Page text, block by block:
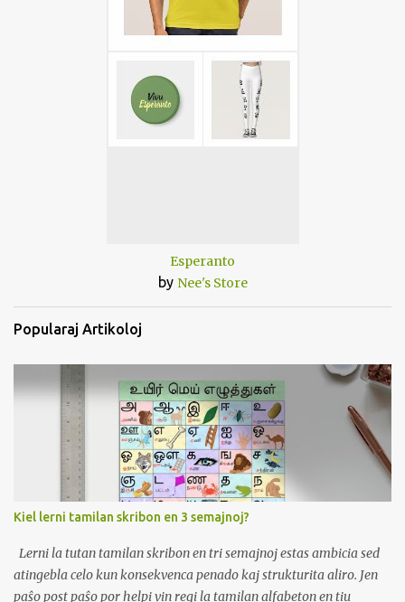
Esperanto
by Nee's Store
Popularaj Artikoloj
Kiel lerni tamilan skribon en 3 semajnoj?
Lerni la tutan tamilan skribon en tri semajnoj estas ambicia sed
atingebla celo kun konsekvenca penado kaj strukturita aliro. Jen
paŝo post paŝo por helpi vin regi la tamilan alfabeton en tiu